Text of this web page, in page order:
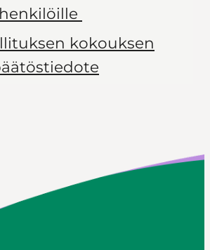
kokouksen